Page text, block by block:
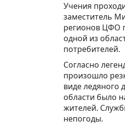
Учения
заместитель
регионов ЦФО
одной из
потребителей.
Согласно
произошло
виде ледяного
области было
жителей.
непогоды.